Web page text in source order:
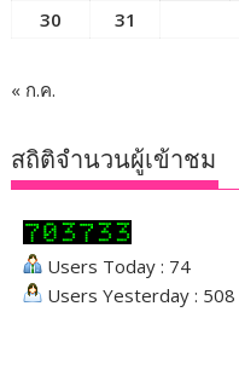
30
31
« ก.ค.
สถิติจำนวนผู้เข้าชม
Users Today : 74
Users Yesterday : 508